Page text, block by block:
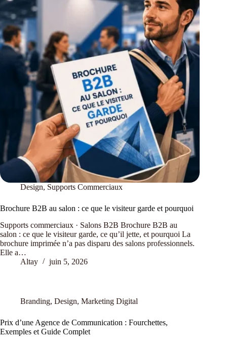
Design, Supports Commerciaux
Brochure B2B au salon : ce que le visiteur garde et pourquoi
Supports commerciaux · Salons B2B Brochure B2B au
salon : ce que le visiteur garde, ce qu’il jette, et pourquoi La
brochure imprimée n’a pas disparu des salons professionnels.
Elle a…
Altay
juin 5, 2026
Branding, Design, Marketing Digital
Prix d’une Agence de Communication : Fourchettes,
Exemples et Guide Complet